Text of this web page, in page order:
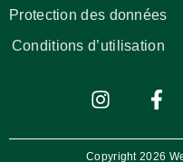
Protection des données
Conditions d’utilisation
Copyright 2026